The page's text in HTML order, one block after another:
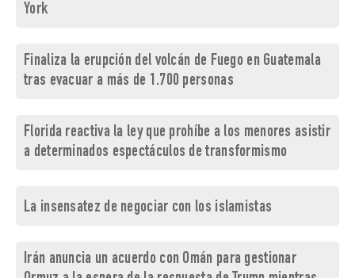
York
Finaliza la erupción del volcán de Fuego en Guatemala
tras evacuar a más de 1.700 personas
Florida reactiva la ley que prohíbe a los menores asistir
a determinados espectáculos de transformismo
La insensatez de negociar con los islamistas
Irán anuncia un acuerdo con Omán para gestionar